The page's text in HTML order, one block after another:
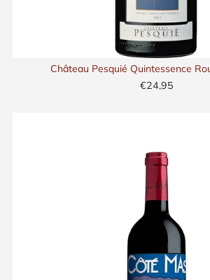
Château Pesquié Quintessence
€24,95